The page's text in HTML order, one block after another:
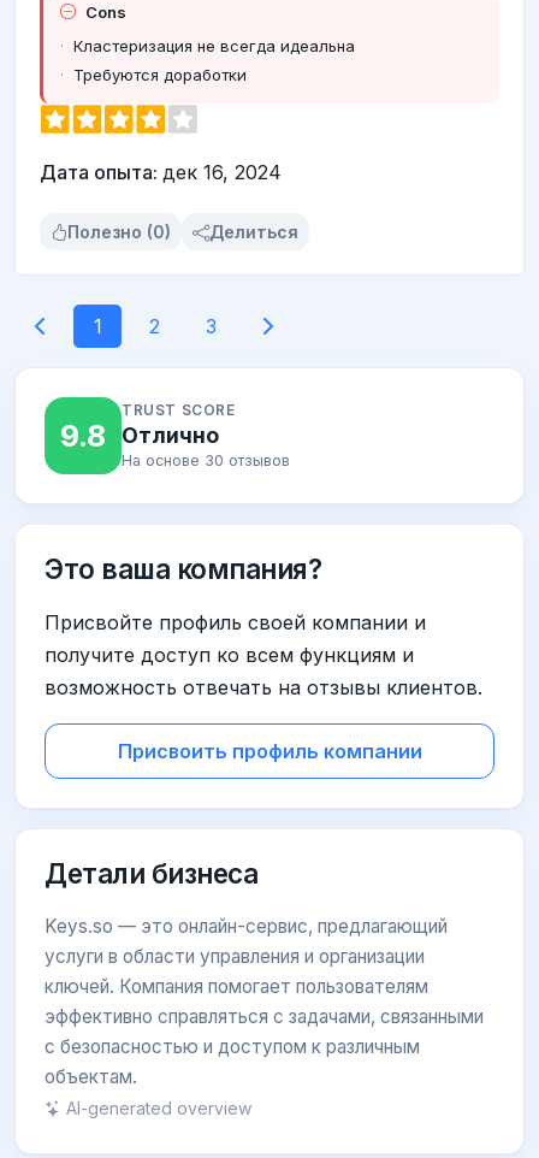
Cons
Кластеризация не всегда идеальна
Требуются доработки
Дата опыта: дек 16, 2024
Полезно (0) Делиться
1 2 3
9.8
TRUST SCORE
Отлично
На основе 30 отзывов
Это ваша компания?
Присвойте профиль своей компании и
получите доступ ко всем функциям и
возможность отвечать на отзывы клиентов.
Присвоить профиль компании
Детали бизнеса
Keys.so — это онлайн-сервис, предлагающий
услуги в области управления и организации
ключей. Компания помогает пользователям
эффективно справляться с задачами, связанными
с безопасностью и доступом к различным
объектам.
AI-generated overview